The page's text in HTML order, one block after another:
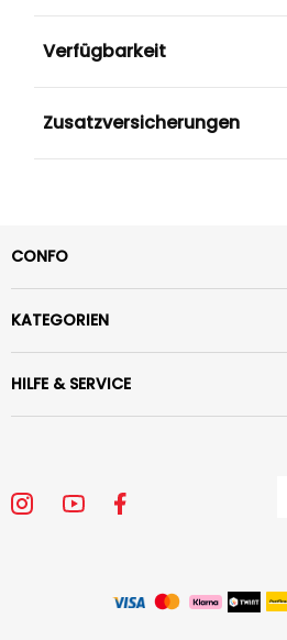
Verfügbarkeit
Zusatzversicherungen
CONFO
KATEGORIEN
HILFE & SERVICE